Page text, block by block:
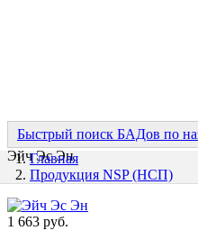
Быстрый поиск БАДов по
Эйч Эс Эн
Главная
Продукция NSP (НСП)
1 663 руб.